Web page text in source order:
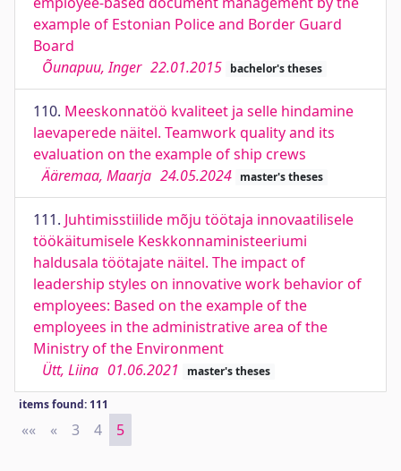
example of Estonian Police and Border Guard
Board
Õunapuu, Inger 22.01.2015 bachelor's theses
110. Meeskonnatöö kvaliteet ja selle hindamine
laevaperede näitel. Teamwork quality and its
evaluation on the example of ship crews
Ääremaa, Maarja 24.05.2024 master's theses
111. Juhtimisstiilide mõju töötaja innovaatilisele
töökäitumisele Keskkonnaministeeriumi
haldusala töötajate näitel. The impact of
leadership styles on innovative work behavior of
employees: Based on the example of the
employees in the administrative area of the
Ministry of the Environment
Ütt, Liina 01.06.2021 master's theses
items found: 111
«« First
« Previous
3 4 5